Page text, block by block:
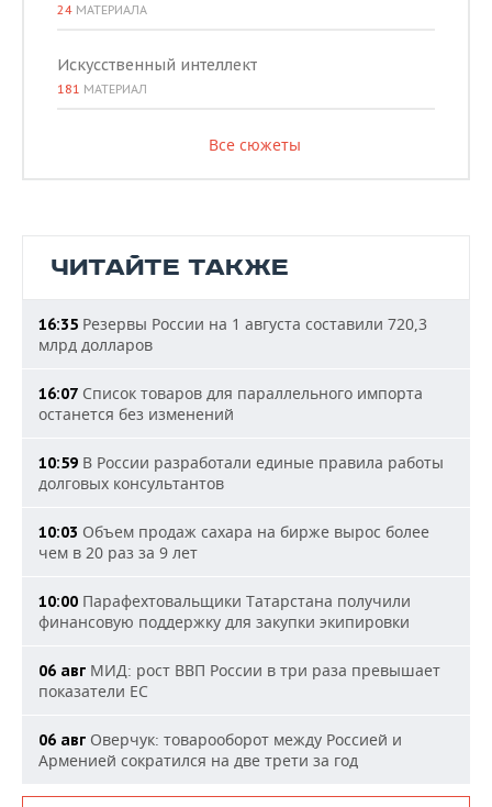
24 МАТЕРИАЛА
Искусственный интеллект
181 МАТЕРИАЛ
Все сюжеты
ЧИТАЙТЕ ТАКЖЕ
16:35 Резервы России на 1 августа составили 720,3
млрд долларов
16:07 Список товаров для параллельного импорта
останется без изменений
10:59 В России разработали единые правила работы
долговых консультантов
10:03 Объем продаж сахара на бирже вырос более
чем в 20 раз за 9 лет
10:00 Парафехтовальщики Татарстана получили
финансовую поддержку для закупки экипировки
06 авг МИД: рост ВВП России в три раза превышает
показатели ЕС
06 авг Оверчук: товарооборот между Россией и
Арменией сократился на две трети за год